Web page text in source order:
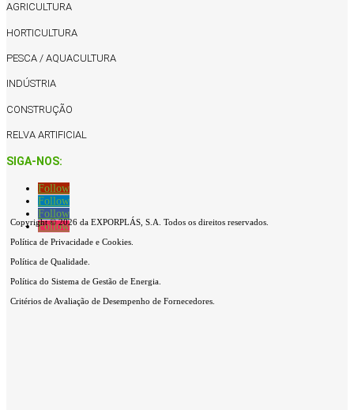
AGRICULTURA
HORTICULTURA
PESCA / AQUACULTURA
INDÚSTRIA
CONSTRUÇÃO
RELVA ARTIFICIAL
SIGA-NOS:
Follow
Follow
Follow
Follow
Copyright © 2026 da EXPORPLÁS, S.A. Todos os direitos reservados.
Política de Privacidade e Cookies.
Política de Qualidade.
Política do Sistema de Gestão de Energia.
Critérios de Avaliação de Desempenho de Fornecedores.